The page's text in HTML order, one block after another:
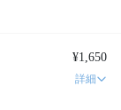
¥1,650
詳細